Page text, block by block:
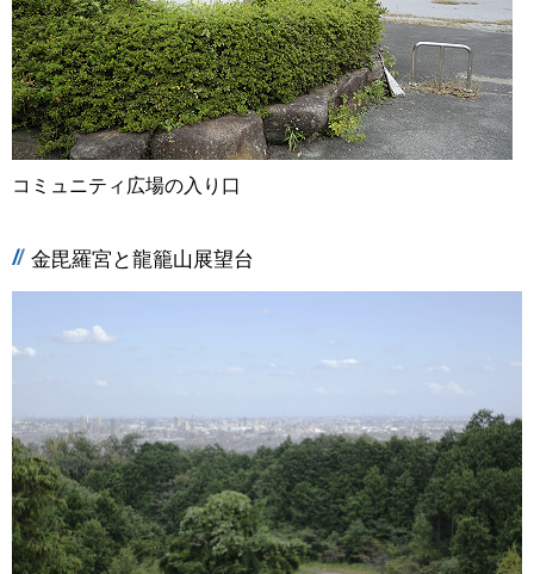
コミュニティ広場の入り口
金毘羅宮と龍籠山展望台